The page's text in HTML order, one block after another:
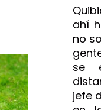
ahí
no
se
jefe